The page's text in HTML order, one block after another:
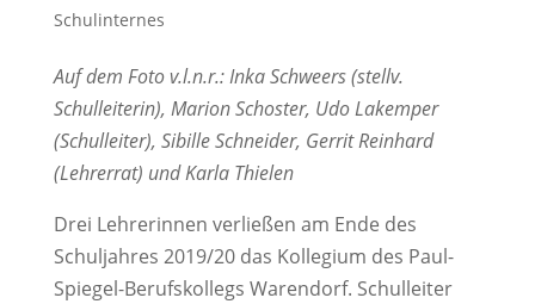
Schulinternes
Auf dem Foto v.l.n.r.: Inka Schweers (stellv.
Schulleiterin), Marion Schoster, Udo Lakemper
(Schulleiter), Sibille Schneider, Gerrit Reinhard
(Lehrerrat) und Karla Thielen
Drei Lehrerinnen verließen am Ende des
Schuljahres 2019/20 das Kollegium des Paul-
Spiegel-Berufskollegs Warendorf. Schulleiter